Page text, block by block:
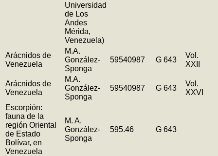
Universidad
de Los
Andes
Mérida,
Venezuela)
Arácnidos de
Venezuela
M.A.
González-
Sponga
59540987 G 643
Vol.
XXII
Arácnidos de
Venezuela
M.A.
González-
Sponga
59540987 G 643
Vol.
XXVI
Escorpión:
fauna de la
región Oriental
de Estado
Bolívar, en
Venezuela
M. A.
González-
Sponga
595.46 G 643